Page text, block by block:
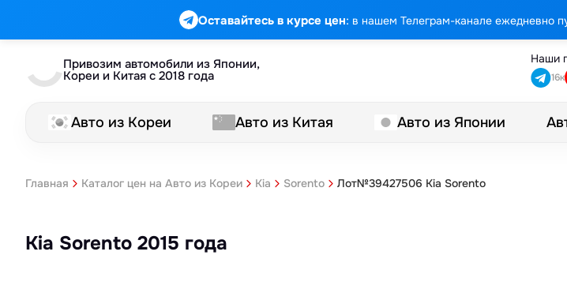
Оставайтесь в курсе цен: в нашем Телеграм-канале ежедневно
Привозим автомобили из Японии,
Кореи и Китая с 2018 года
Наши
16к
Авто из Кореи Авто из Китая Авто из Японии
Главная Каталог цен на Авто из Кореи Kia Sorento Лот№39427506 Kia Sorento
Kia Sorento 2015 года